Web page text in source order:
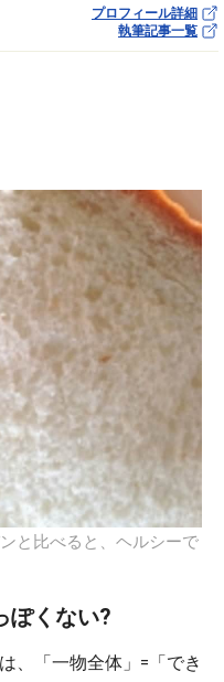
プロフィール詳細
執筆記事一覧
と比べると、ヘルシーで
ぽくない?
、「一物全体」=「でき